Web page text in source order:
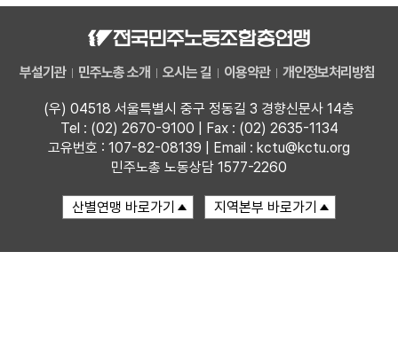
부설기관 민주노총 소개 오시는 길 이용약관 개인정보처리방침
(우) 04518 서울특별시 중구 정동길 3 경향신문사 14층
Tel : (02) 2670-9100 | Fax : (02) 2635-1134
고유번호 : 107-82-08139 | Email : kctu@kctu.org
민주노총 노동상담 1577-2260